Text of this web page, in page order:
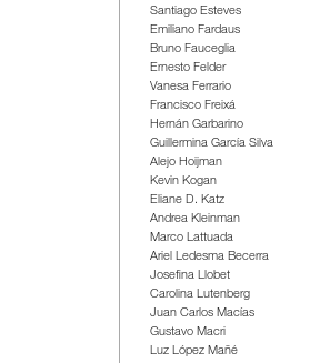
Santiago Esteves
Emiliano Fardaus
Bruno Fauceglia
Ernesto Felder
Vanesa Ferrario
Francisco Freixá
Hernán Garbarino
Guillermina García Silva
Alejo Hoijman
Kevin Kogan
Eliane D. Katz
Andrea Kleinman
Marco Lattuada
Ariel Ledesma Becerra
Josefina Llobet
Carolina Lutenberg
Juan Carlos Macías
Gustavo Macri
Luz López Mañé